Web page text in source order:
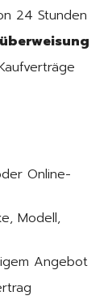
24 Stunden
Online-
Modell,
Angebot